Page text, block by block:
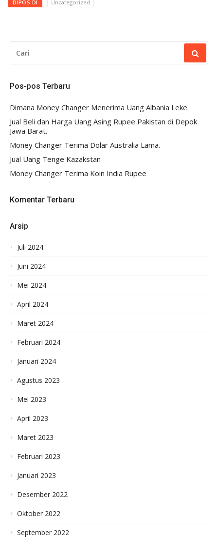
DIPOS DI Uncategorized
UNTUK:
Pos-pos Terbaru
Dimana Money Changer Menerima Uang Albania Leke.
Jual Beli dan Harga Uang Asing Rupee Pakistan di Depok
Jawa Barat.
Money Changer Terima Dolar Australia Lama.
Jual Uang Tenge Kazakstan
Money Changer Terima Koin India Rupee
Komentar Terbaru
Arsip
Juli 2024
Juni 2024
Mei 2024
April 2024
Maret 2024
Februari 2024
Januari 2024
Agustus 2023
Mei 2023
April 2023
Maret 2023
Februari 2023
Januari 2023
Desember 2022
Oktober 2022
September 2022